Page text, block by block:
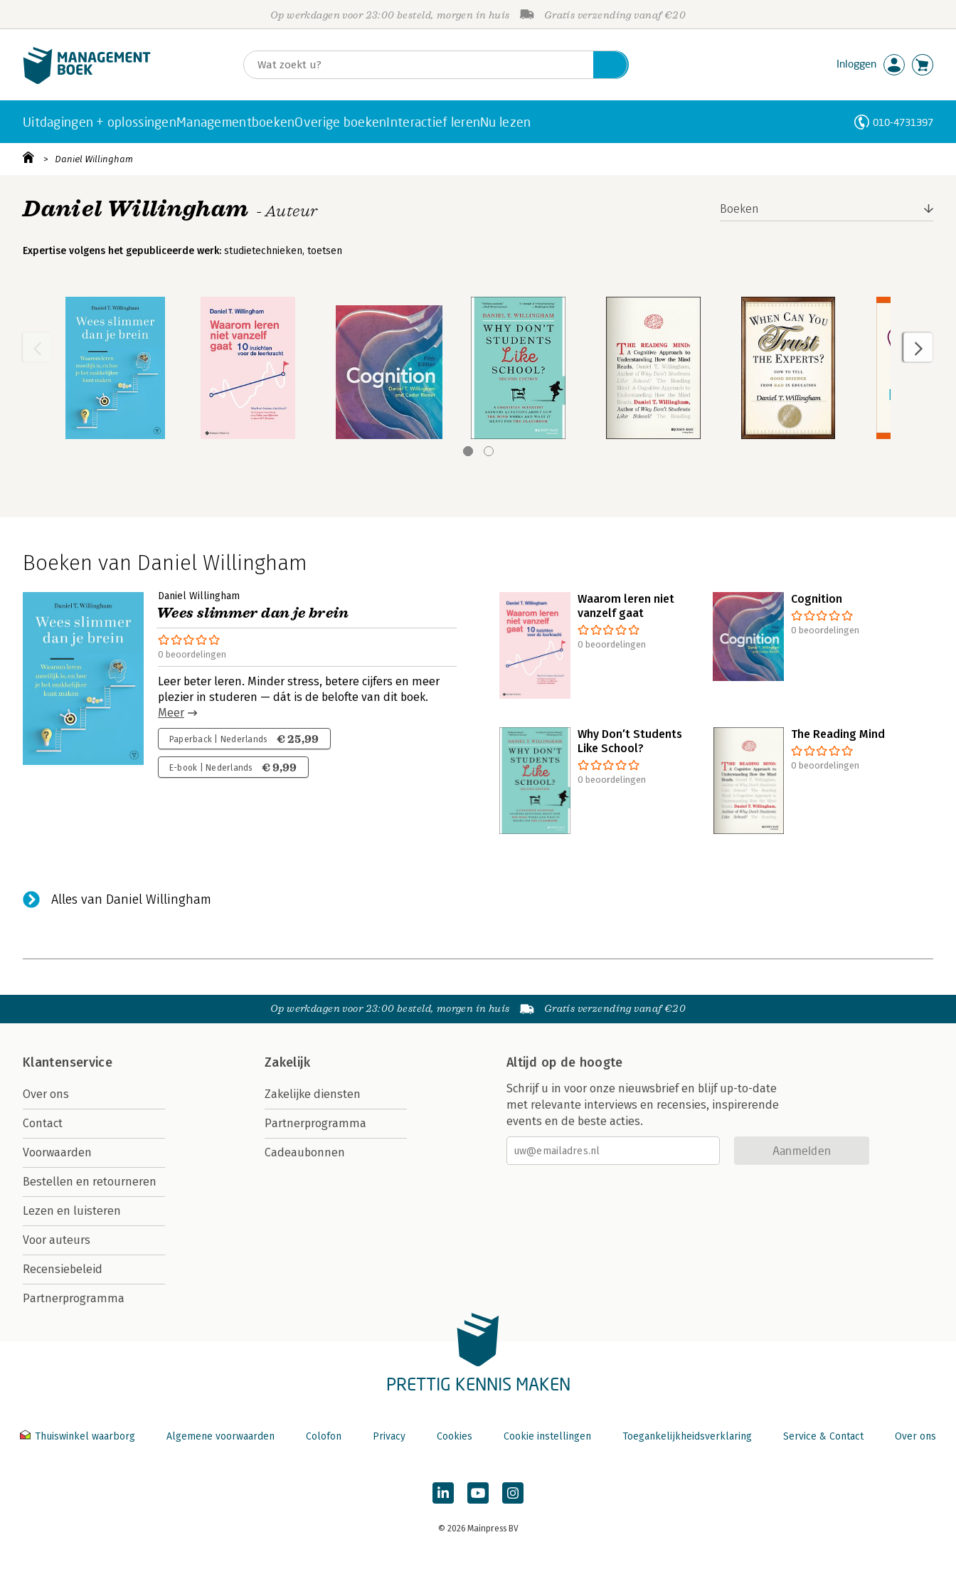
Op werkdagen voor 23:00 besteld, morgen in huis Gratis verzending vanaf €20
Inloggen
Uitdagingen + oplossingenManagementboekenOverige boekenInteractief lerenNu lezen 010-4731397
Daniel Willingham
Daniel Willingham - Auteur
Expertise volgens het gepubliceerde werk: studietechnieken, toetsen
Boeken
Boeken van Daniel Willingham
Daniel Willingham
Wees slimmer dan je brein
0 beoordelingen
Leer beter leren. Minder stress, betere cijfers en meer
plezier in studeren — dát is de belofte van dit boek.
Meer
Paperback | Nederlands € 25,99
E-book | Nederlands € 9,99
Waarom leren niet
vanzelf gaat
0 beoordelingen
Cognition
0 beoordelingen
Why Don′t Students
Like School?
0 beoordelingen
The Reading Mind
0 beoordelingen
Alles van Daniel Willingham
Op werkdagen voor 23:00 besteld, morgen in huis Gratis verzending vanaf €20
Klantenservice
Over ons
Contact
Voorwaarden
Bestellen en retourneren
Lezen en luisteren
Voor auteurs
Recensiebeleid
Partnerprogramma
Zakelijk
Zakelijke diensten
Partnerprogramma
Cadeaubonnen
Altijd op de hoogte
Schrijf u in voor onze nieuwsbrief en blijf up-to-date
met relevante interviews en recensies, inspirerende
events en de beste acties.
Aanmelden
PRETTIG KENNIS MAKEN
Thuiswinkel waarborg Algemene voorwaarden Colofon Privacy Cookies Cookie instellingen Toegankelijkheidsverklaring Service & Contact Over ons
© 2026 Mainpress BV
Personen